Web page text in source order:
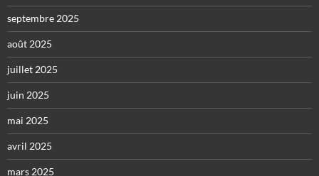
septembre 2025
août 2025
juillet 2025
juin 2025
mai 2025
avril 2025
mars 2025